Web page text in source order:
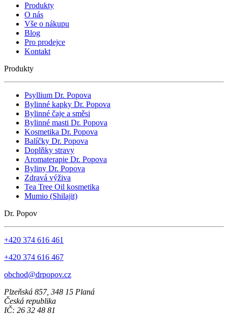
Produkty
O nás
Vše o nákupu
Blog
Pro prodejce
Kontakt
Produkty
Psyllium Dr. Popova
Bylinné kapky Dr. Popova
Bylinné čaje a směsi
Bylinné masti Dr. Popova
Kosmetika Dr. Popova
Balíčky Dr. Popova
Doplňky stravy
Aromaterapie Dr. Popova
Byliny Dr. Popova
Zdravá výživa
Tea Tree Oil kosmetika
Mumio (Shilajit)
Dr. Popov
+420 374 616 461
+420 374 616 467
obchod@drpopov.cz
Plzeňská 857, 348 15 Planá
Česká republika
IČ: 26 32 48 81